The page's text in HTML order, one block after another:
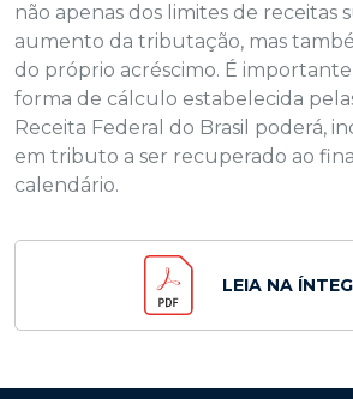
não apenas dos limites de receitas
aumento da tributação, mas
do próprio acréscimo. É
forma de cálculo estabelecida
Receita Federal do Brasil poderá,
em tributo a ser recuperado ao
calendário.
LEIA NA